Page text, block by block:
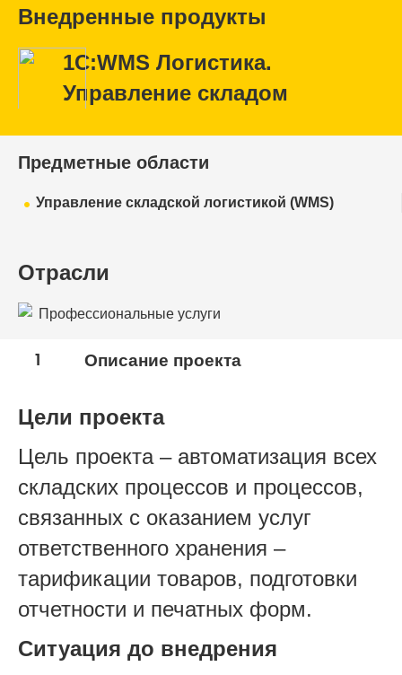
Внедренные продукты
1С:WMS Логистика.
Управление складом
Предметные области
Управление складской логистикой (WMS)
Отрасли
Профессиональные услуги
1 Описание проекта
Цели проекта
Цель проекта – автоматизация всех
складских процессов и процессов,
связанных с оказанием услуг
ответственного хранения –
тарификации товаров, подготовки
отчетности и печатных форм.
Ситуация до внедрения